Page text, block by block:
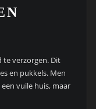
te verzorgen. Dit
en pukkels. Men
vuile huis, maar